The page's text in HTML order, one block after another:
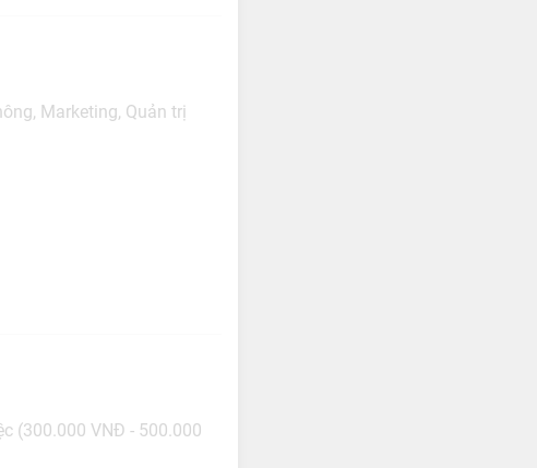
Marketing, Quản trị
(300.000 VNĐ - 500.000